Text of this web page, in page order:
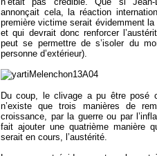
annonçait cela, la réaction
première victime serait évidemment
et qui devrait donc renforcer
peut se permettre de s’isoler du
personne d’extérieur).
Du coup, le clivage a pu être posé
n’existe que trois manières de
croissance, par la guerre ou par
fait ajouter une quatrième manière
serait en cours, l’austérité.